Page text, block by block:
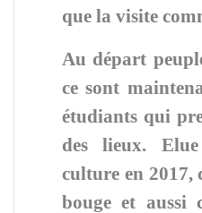
que la visite
Au départ
ce sont
étudiants qui
des lieux.
culture en 2017,
bouge et aussi